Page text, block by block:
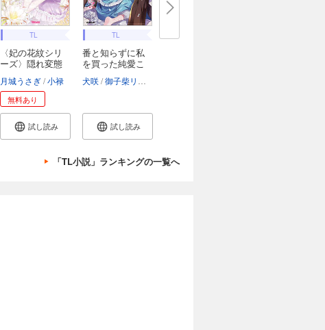
TL
〈妃の花紋シリ
ーズ〉隠れ変態
月城うさぎ 小禄
無料あり
試し読み
TL
番と知らずに私
を買った純愛こ
犬咲 御子柴リョウ
試し読み
「TL小説」ランキングの一覧へ